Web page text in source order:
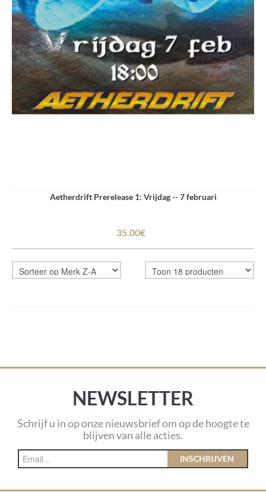
Aetherdrift Prerelease 1: Vrijdag -- 7 februari
35.00€
NEWSLETTER
Schrijf u in op onze nieuwsbrief om op de hoogte te
blijven van alle acties.
INSCHRIJVEN